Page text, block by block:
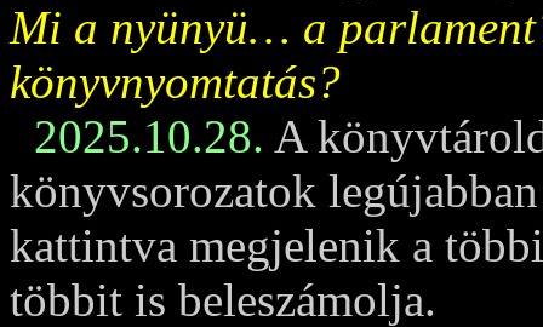
Mi a nyünyü… a
könyvnyomtatás?
2025.10.28. A
könyvsorozatok
kattintva megjelenik a
többit is beleszámolja.